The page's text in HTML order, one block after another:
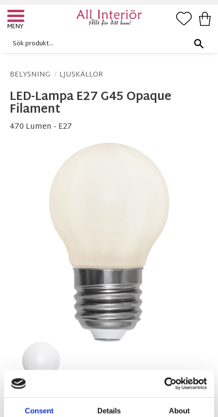
Consent Details About
Meny
BELYSNING LJUSKÄLLOR
LED-Lampa E27 G45 Opaque
Filament
470 Lumen - E27